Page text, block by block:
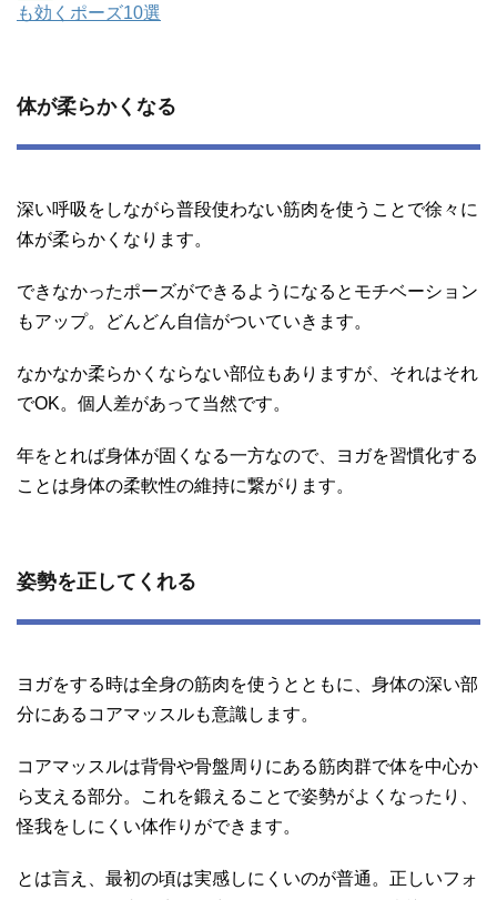
も効くポーズ10選
体が柔らかくなる
深い呼吸をしながら普段使わない筋肉を使うことで徐々に
体が柔らかくなります。
できなかったポーズができるようになるとモチベーション
もアップ。どんどん自信がついていきます。
なかなか柔らかくならない部位もありますが、それはそれ
でOK。個人差があって当然です。
年をとれば身体が固くなる一方なので、ヨガを習慣化する
ことは身体の柔軟性の維持に繋がります。
姿勢を正してくれる
ヨガをする時は全身の筋肉を使うとともに、身体の深い部
分にあるコアマッスルも意識します。
コアマッスルは背骨や骨盤周りにある筋肉群で体を中心か
ら支える部分。これを鍛えることで姿勢がよくなったり、
怪我をしにくい体作りができます。
とは言え、最初の頃は実感しにくいのが普通。正しいフォ